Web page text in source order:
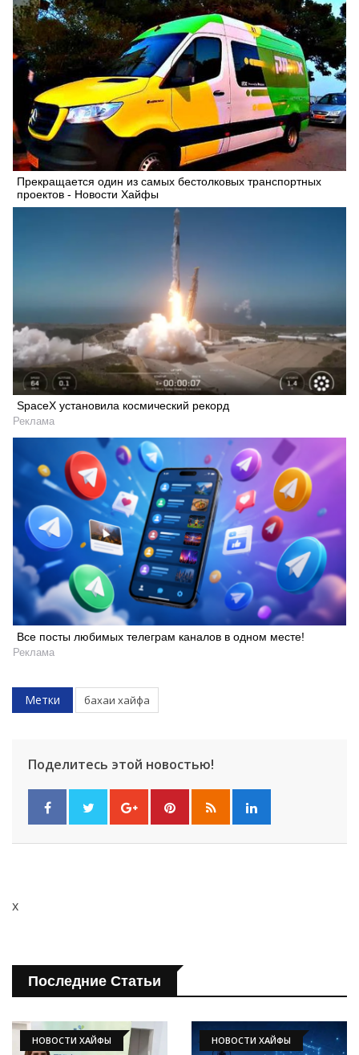
Прекращается один из самых бестолковых транспортных
проектов - Новости Хайфы
SpaceX установила космический рекорд
Реклама
Все посты любимых телеграм каналов в одном месте!
Реклама
Метки бахаи хайфа
Поделитесь этой новостью!
x
Последние Статьи
НОВОСТИ ХАЙФЫ НОВОСТИ ХАЙФЫ